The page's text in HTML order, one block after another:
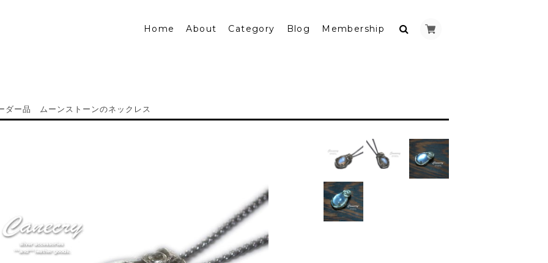
Home About Category Blog Membership
ダー品 ムーンストーンのネックレス